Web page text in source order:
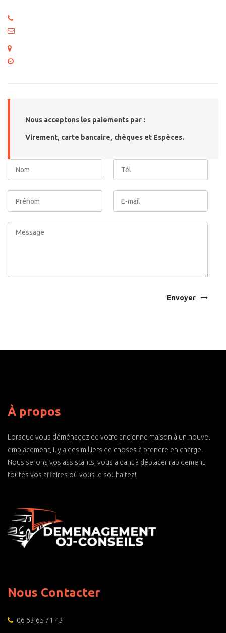
Nous acceptons les paiements par :
Virement, carte bancaire, chèques et Espèces.
Envoyer
À propos
Lorsque vous déménagez de votre ancienne maison à un nouvel
emplacement, il y a des milliers de choses à prendre en charge.
Nous serons vos assistants, vous aidant à déplacer rapidement
toutes vos affaires où vous le souhaitez!
Nous Contacter
06 63 65 71 43